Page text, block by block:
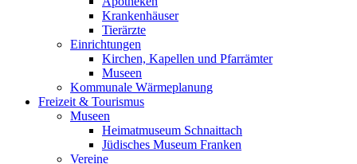
Krankenhäuser
Tierärzte
Einrichtungen
Kirchen, Kapellen und Pfarrämter
Museen
Kommunale Wärmeplanung
Freizeit & Tourismus
Museen
Heimatmuseum Schnaittach
Jüdisches Museum Franken
Vereine